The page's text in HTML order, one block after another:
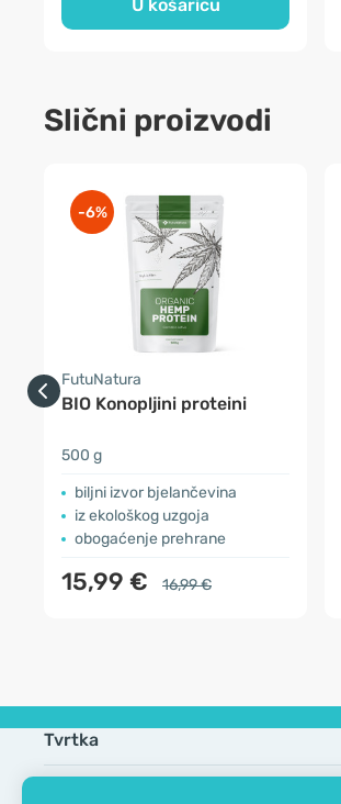
U košaricu
Slični proizvodi
-6%
FutuNatura
BIO Konopljini proteini
500 g
biljni izvor bjelančevina
iz ekološkog uzgoja
obogaćenje prehrane
15,99 € 16,99 €
Tvrtka